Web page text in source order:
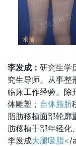
李发成： 研究生学
究生导师。从事整
临床工作经验。除
体雕塑； 自体脂肪
脂肪移植面部轮廓
肪移植手部年轻化
李发成大腿吸脂</